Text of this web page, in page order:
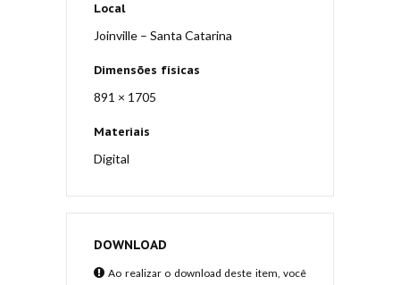
Local
Joinville – Santa Catarina
Dimensões físicas
891 × 1705
Materiais
Digital
DOWNLOAD
Ao realizar o download deste item, você